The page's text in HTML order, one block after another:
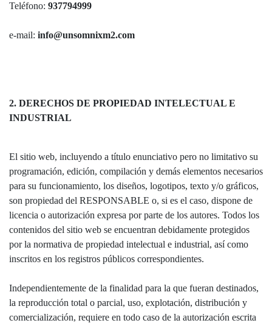
Teléfono: 937794999
e-mail: info@unsomnixm2.com
2. DERECHOS DE PROPIEDAD INTELECTUAL E
INDUSTRIAL
El sitio web, incluyendo a título enunciativo pero no limitativo su
programación, edición, compilación y demás elementos necesarios
para su funcionamiento, los diseños, logotipos, texto y/o gráficos,
son propiedad del RESPONSABLE o, si es el caso, dispone de
licencia o autorización expresa por parte de los autores. Todos los
contenidos del sitio web se encuentran debidamente protegidos
por la normativa de propiedad intelectual e industrial, así como
inscritos en los registros públicos correspondientes.
Independientemente de la finalidad para la que fueran destinados,
la reproducción total o parcial, uso, explotación, distribución y
comercialización, requiere en todo caso de la autorización escrita